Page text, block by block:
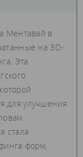
Ментавай в
на 3D-
Эта
для улучшения
стала
форм,